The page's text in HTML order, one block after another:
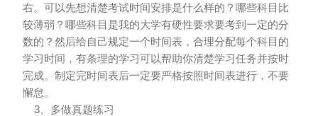
右。可以先想清楚考试时间安排是什么样的？哪些科目比
较薄弱？哪些科目是我的大学有硬性要求要考到一定的分
数的？然后给自己规定一个时间表，合理分配每个科目的
学习时间，有条理的学习可以帮助你清楚学习任务并按时
完成。制定完时间表后一定要严格按照时间表进行，不要
懈怠。
3、多做真题练习